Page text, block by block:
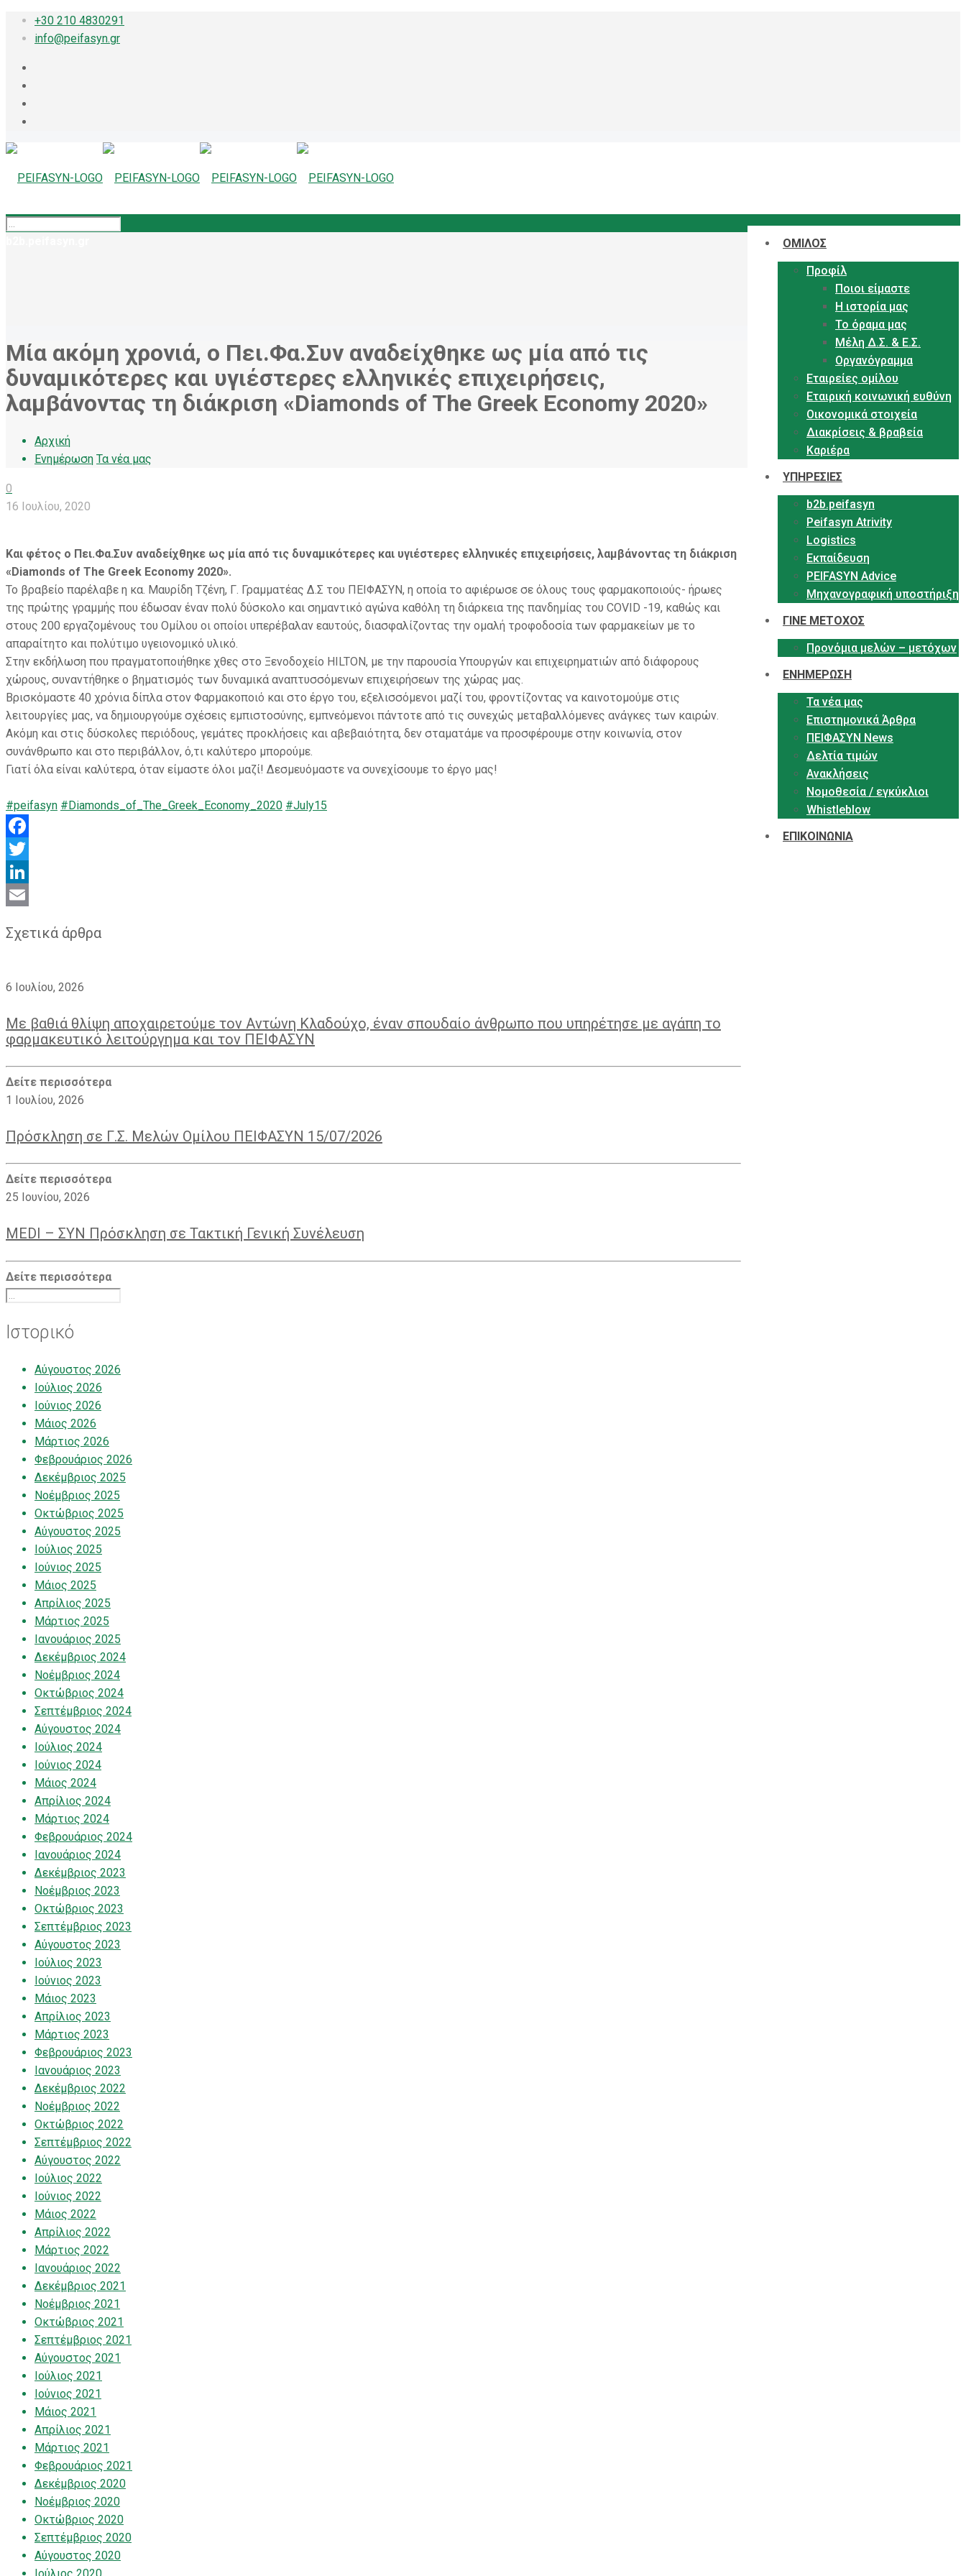
+30 210 4830291
info@peifasyn.gr
ΟΜΙΛΟΣ
Προφίλ
Ποιοι είμαστε
Η ιστορία μας
Το όραμα μας
Μέλη Δ.Σ. & Ε.Σ.
Οργανόγραμμα
Εταιρείες ομίλου
Εταιρική κοινωνική ευθύνη
Οικονομικά στοιχεία
Διακρίσεις & βραβεία
Καριέρα
ΥΠΗΡΕΣΙΕΣ
b2b.peifasyn
Peifasyn Atrivity
Logistics
Εκπαίδευση
PEIFASYN Advice
Μηχανογραφική υποστήριξη
ΓΙΝΕ ΜΕΤΟΧΟΣ
Προνόμια μελών – μετόχων
ΕΝΗΜΕΡΩΣΗ
Τα νέα μας
Επιστημονικά Άρθρα
ΠΕΙΦΑΣΥΝ News
Δελτία τιμών
Ανακλήσεις
Νομοθεσία / εγκύκλιοι
Whistleblow
ΕΠΙΚΟΙΝΩΝΙΑ
Μία ακόμη χρονιά, ο Πει.Φα.Συν αναδείχθηκε ως μία από τις
δυναμικότερες και υγιέστερες ελληνικές επιχειρήσεις,
λαμβάνοντας τη διάκριση «Diamonds of The Greek Economy 2020»
Αρχική
Ενημέρωση Τα νέα μας
0
16 Ιουλίου, 2020
Και φέτος ο Πει.Φα.Συν αναδείχθηκε ως μία από τις δυναμικότερες και υγιέστερες ελληνικές επιχειρήσεις, λαμβάνοντας τη διάκριση
«Diamonds of The Greek Economy 2020».
Το βραβείο παρέλαβε η κα. Μαυρίδη Τζένη, Γ. Γραμματέας Δ.Σ του ΠΕΙΦΑΣΥΝ, η οποία το αφιέρωσε σε όλους τους φαρμακοποιούς- ήρωες
της πρώτης γραμμής που έδωσαν έναν πολύ δύσκολο και σημαντικό αγώνα καθόλη τη διάρκεια της πανδημίας του COVID -19, καθώς και
στους 200 εργαζομένους του Ομίλου οι οποίοι υπερέβαλαν εαυτούς, διασφαλίζοντας την ομαλή τροφοδοσία των φαρμακείων με το
απαραίτητο και πολύτιμο υγειονομικό υλικό.
Στην εκδήλωση που πραγματοποιήθηκε χθες στο Ξενοδοχείο HILTON, με την παρουσία Υπουργών και επιχειρηματιών από διάφορους
χώρους, συναντήθηκε ο βηματισμός των δυναμικά αναπτυσσόμενων επιχειρήσεων της χώρας μας.
Βρισκόμαστε 40 χρόνια δίπλα στον Φαρμακοποιό και στο έργο του, εξελισσόμενοι μαζί του, φροντίζοντας να καινοτομούμε στις
λειτουργίες μας, να δημιουργούμε σχέσεις εμπιστοσύνης, εμπνεόμενοι πάντοτε από τις συνεχώς μεταβαλλόμενες ανάγκες των καιρών.
Ακόμη και στις δύσκολες περιόδους, γεμάτες προκλήσεις και αβεβαιότητα, δεν σταματάμε να προσφέρουμε στην κοινωνία, στον
συνάνθρωπο και στο περιβάλλον, ό,τι καλύτερο μπορούμε.
Γιατί όλα είναι καλύτερα, όταν είμαστε όλοι μαζί! Δεσμευόμαστε να συνεχίσουμε το έργο μας!
#peifasyn #Diamonds_of_The_Greek_Economy_2020 #July15
Facebook
Twitter
LinkedIn
Σχετικά άρθρα
6 Ιουλίου, 2026
Με βαθιά θλίψη αποχαιρετούμε τον Αντώνη Κλαδούχο, έναν σπουδαίο άνθρωπο που υπηρέτησε με αγάπη το
φαρμακευτικό λειτούργημα και τον ΠΕΙΦΑΣΥΝ
Δείτε περισσότερα
1 Ιουλίου, 2026
Πρόσκληση σε Γ.Σ. Μελών Ομίλου ΠΕΙΦΑΣΥΝ 15/07/2026
Δείτε περισσότερα
25 Ιουνίου, 2026
MEDI – ΣΥΝ Πρόσκληση σε Τακτική Γενική Συνέλευση
Δείτε περισσότερα
Ιστορικό
Αύγουστος 2026
Ιούλιος 2026
Ιούνιος 2026
Μάιος 2026
Μάρτιος 2026
Φεβρουάριος 2026
Δεκέμβριος 2025
Νοέμβριος 2025
Οκτώβριος 2025
Αύγουστος 2025
Ιούλιος 2025
Ιούνιος 2025
Μάιος 2025
Απρίλιος 2025
Μάρτιος 2025
Ιανουάριος 2025
Δεκέμβριος 2024
Νοέμβριος 2024
Οκτώβριος 2024
Σεπτέμβριος 2024
Αύγουστος 2024
Ιούλιος 2024
Ιούνιος 2024
Μάιος 2024
Απρίλιος 2024
Μάρτιος 2024
Φεβρουάριος 2024
Ιανουάριος 2024
Δεκέμβριος 2023
Νοέμβριος 2023
Οκτώβριος 2023
Σεπτέμβριος 2023
Αύγουστος 2023
Ιούλιος 2023
Ιούνιος 2023
Μάιος 2023
Απρίλιος 2023
Μάρτιος 2023
Φεβρουάριος 2023
Ιανουάριος 2023
Δεκέμβριος 2022
Νοέμβριος 2022
Οκτώβριος 2022
Σεπτέμβριος 2022
Αύγουστος 2022
Ιούλιος 2022
Ιούνιος 2022
Μάιος 2022
Απρίλιος 2022
Μάρτιος 2022
Ιανουάριος 2022
Δεκέμβριος 2021
Νοέμβριος 2021
Οκτώβριος 2021
Σεπτέμβριος 2021
Αύγουστος 2021
Ιούλιος 2021
Ιούνιος 2021
Μάιος 2021
Απρίλιος 2021
Μάρτιος 2021
Φεβρουάριος 2021
Δεκέμβριος 2020
Νοέμβριος 2020
Οκτώβριος 2020
Σεπτέμβριος 2020
Αύγουστος 2020
Ιούλιος 2020